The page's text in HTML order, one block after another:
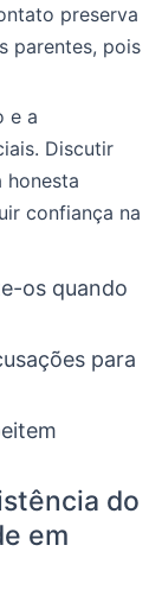
preserva
parentes, pois
e a
Discutir
honesta
confiança na
os quando
para
do
em